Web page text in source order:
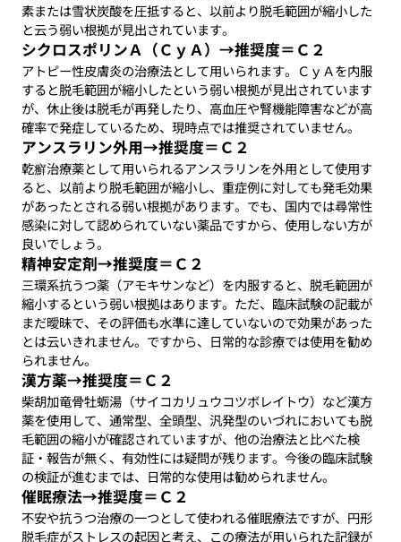
素または雪状炭酸を圧抵すると、以前より脱毛範囲が縮小した
と云う弱い根拠が見出されています。
シクロスポリンＡ（ＣｙＡ）→推奨度＝Ｃ２
アトピー性皮膚炎の治療法として用いられます。ＣｙＡを内服
すると脱毛範囲が縮小したという弱い根拠が見出されています
が、休止後は脱毛が再発したり、高血圧や腎機能障害などが高
確率で発症しているため、現時点では推奨されていません。
アンスラリン外用→推奨度＝Ｃ２
乾癬治療薬として用いられるアンスラリンを外用として使用す
ると、以前より脱毛範囲が縮小し、重症例に対しても発毛効果
があったとされる弱い根拠があります。でも、国内では尋常性
感染に対して認められていない薬品ですから、使用しない方が
良いでしょう。
精神安定剤→推奨度＝Ｃ２
三環系抗うつ薬（アモキサンなど）を内服すると、脱毛範囲が
縮小するという弱い根拠はあります。ただ、臨床試験の記載が
まだ曖昧で、その評価も水準に達していないので効果があった
とは云いきれません。ですから、日常的な診療では使用を勧め
られません。
漢方薬→推奨度＝Ｃ２
柴胡加竜骨牡蛎湯（サイコカリュウコツボレイトウ）など漢方
薬を使用して、通常型、全頭型、汎発型のいづれにおいても脱
毛範囲の縮小が確認されていますが、他の治療法と比べた検
証・報告が無く、有効性には疑問が残ります。今後の臨床試験
の検証が進むまでは、日常的な使用は勧められません。
催眠療法→推奨度＝Ｃ２
不安や抗うつ治療の一つとして使われる催眠療法ですが、円形
脱毛症がストレスの起因と考え、この療法が用いられた記録が